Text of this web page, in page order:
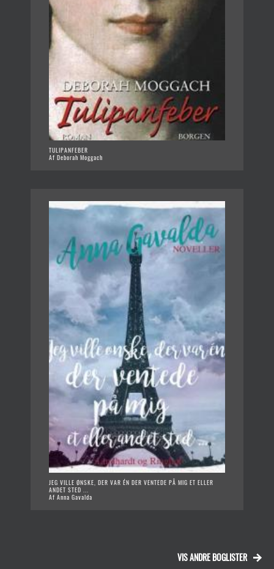
TULIPANFEBER
Af Deborah Moggach
JEG VILLE ØNSKE, DER VAR ÉN DER VENTEDE PÅ MIG ET ELLER
ANDET STED ...
Af Anna Gavalda
VIS ANDRE BOGLISTER